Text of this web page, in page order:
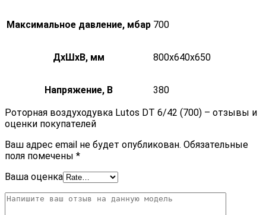
Максимальное давление, мбар 700
ДxШxВ, мм 800x640x650
Напряжение, В
380
Роторная воздуходувка Lutos DT 6/42 (700) – отзывы и
оценки покупателей
Ваш адрес email не будет опубликован. Обязательные
поля помечены *
Ваша оценка